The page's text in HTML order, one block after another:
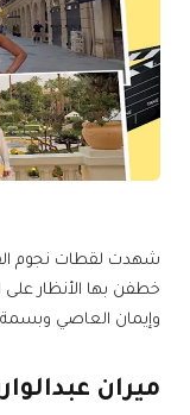
خطفن بها الأنظار على
وإيمان العاصي
ميران